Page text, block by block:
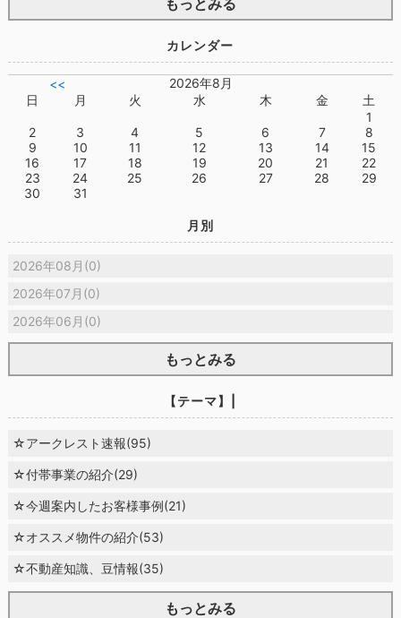
カレンダー
<<
2026年8月
日
月 火 水 木 金
土
1
2
3 4 5 6 7
8
9
10 11 12 13 14
15
16
17 18 19 20 21
22
23
24 25 26 27 28
29
30
31
月別
2026年08月(0)
2026年07月(0)
2026年06月(0)
もっとみる
【テーマ】|
☆アークレスト速報(95)
☆付帯事業の紹介(29)
☆今週案内したお客様事例(21)
☆オススメ物件の紹介(53)
☆不動産知識、豆情報(35)
もっとみる